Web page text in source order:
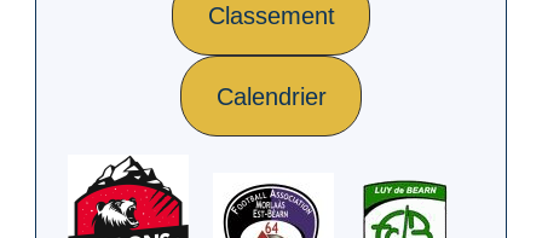
Classement
Calendrier